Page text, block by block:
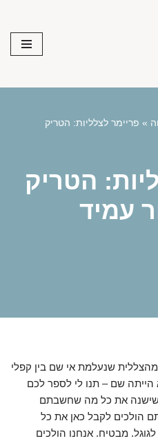
» פריימר לצלליות: הטריק
הטריק
עמיד
שנעלמת אי שם בין קפלי
שם – תנו לי לספר לכם
שישנה את כל מה שחשבתם
הולכים לקבל כאן את כל
מבטיח. אנחנו הולכים